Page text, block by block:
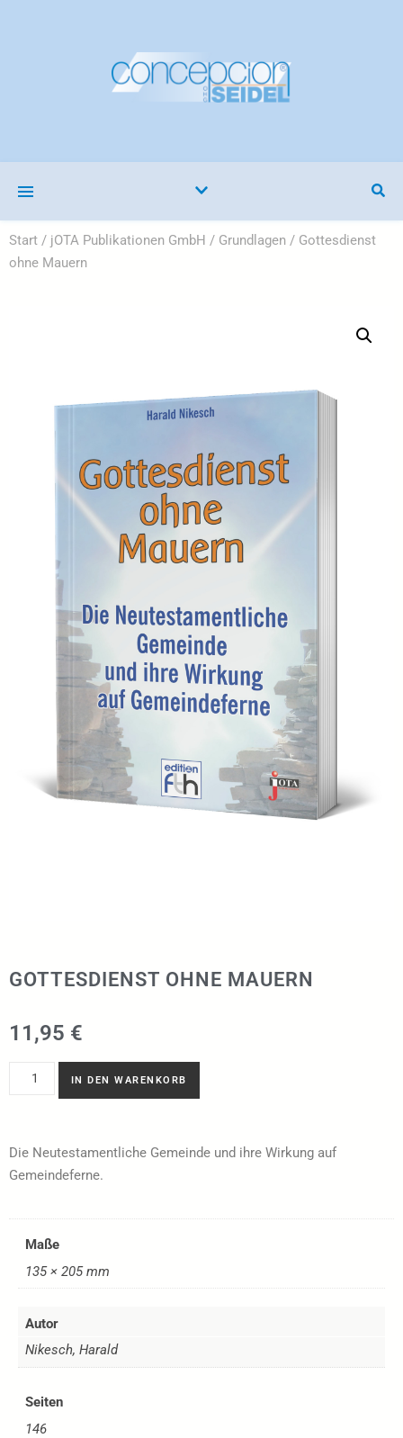
Start / jOTA Publikationen GmbH / Grundlagen / Gottesdienst
ohne Mauern
GOTTESDIENST OHNE MAUERN
11,95 €
IN DEN WARENKORB
Die Neutestamentliche Gemeinde und ihre Wirkung auf
Gemeindeferne.
Maße
135 × 205 mm
Autor
Nikesch, Harald
Seiten
146